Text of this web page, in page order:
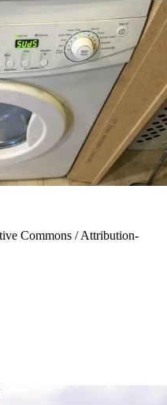
Commons / Attribution-